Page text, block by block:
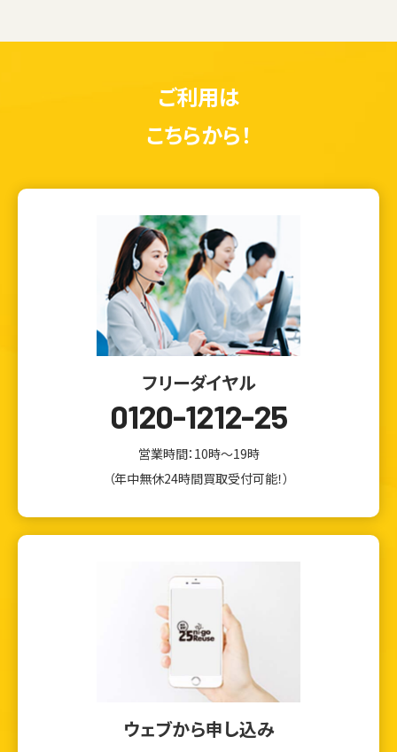
ご利用は
こちらから！
フリーダイヤル
0120-1212-25
営業時間：10時～19時
（年中無休24時間買取受付可能！）
ウェブから申し込み